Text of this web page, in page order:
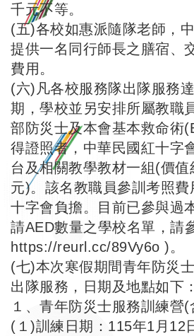
千元不等。
(五)各校如惠派隨隊老師，
提供一名同行師長之膳宿、
費用。
(六)凡各校服務隊出隊服務
期，學校並另安排所屬教職
部防災士及本會基本救命術
得證照者，中華民國紅十字
台及相關教學教材一組(價
元)。該名教職員參訓考照
十字會負擔。目前已參與過
請AED數量之學校名單，請
https://reurl.cc/89Vy6o )。
(七)本次寒假期間青年防災
出隊服務，日期及地點如下：
１、青年防災士服務訓練營(
(１)訓練日期：115年1月12